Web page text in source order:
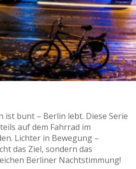
ist bunt – Berlin lebt. Diese Serie
auf dem Fahrrad im
Lichter in Bewegung –
das Ziel, sondern das
Berliner Nachtstimmung!